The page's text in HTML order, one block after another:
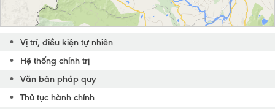
Vị trí, điều kiện tự nhiên
Hệ thống chính trị
Văn bản pháp quy
Thủ tục hành chính